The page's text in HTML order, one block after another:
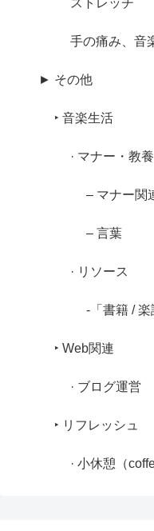
ストレッチ
手の痛み、音
► その他
‣ 音楽生活
· マナー・教養
– マナー関
– 言葉
· リソース
-「書籍 /
‣ Web関連
· ブログ運営
‣ リフレッシュ
· 小休憩（